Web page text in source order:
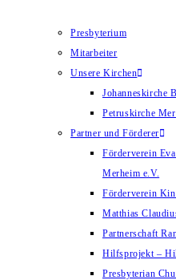
Presbyterium
Mitarbeiter
Unsere Kirchen
Johanneskirche
Petruskirche
Partner und Förderer
Förderverein
Merheim e.V.
Förderverein
Matthias
Partnerschaft
Hilfsprojekt –
Presbyterian